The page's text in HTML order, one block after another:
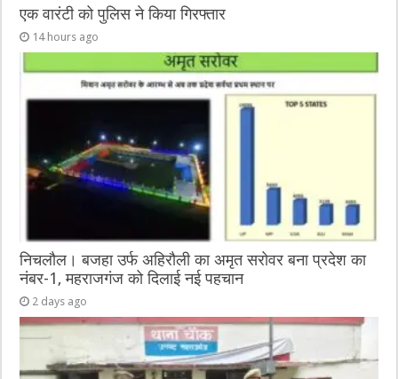
एक वारंटी को पुलिस ने किया गिरफ्तार
14 hours ago
निचलौल। बजहा उर्फ अहिरौली का अमृत सरोवर बना प्रदेश का
नंबर-1, महराजगंज को दिलाई नई पहचान
2 days ago